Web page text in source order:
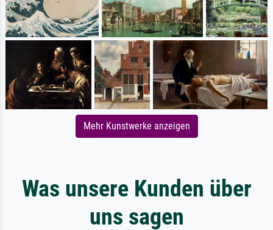
Mehr Kunstwerke anzeigen
Was unsere Kunden über
uns sagen